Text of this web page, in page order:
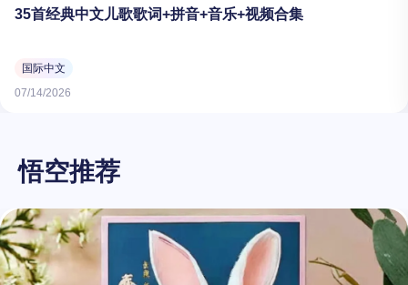
35首经典中文儿歌歌词+拼音+音乐+视频合集
国际中文
07/14/2026
悟空推荐